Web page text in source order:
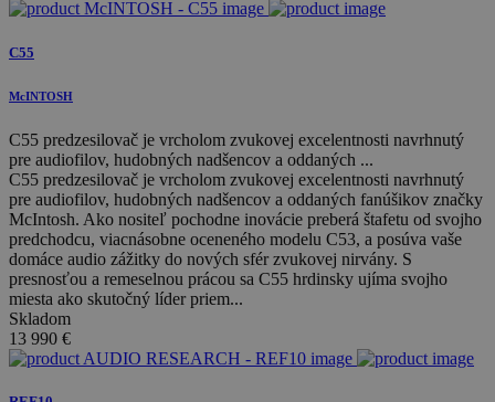
C55
McINTOSH
C55 predzesilovač je vrcholom zvukovej excelentnosti navrhnutý
pre audiofilov, hudobných nadšencov a oddaných ...
C55 predzesilovač je vrcholom zvukovej excelentnosti navrhnutý
pre audiofilov, hudobných nadšencov a oddaných fanúšikov značky
McIntosh. Ako nositeľ pochodne inovácie preberá štafetu od svojho
predchodcu, viacnásobne oceneného modelu C53, a posúva vaše
domáce audio zážitky do nových sfér zvukovej nirvány. S
presnosťou a remeselnou prácou sa C55 hrdinsky ujíma svojho
miesta ako skutočný líder priem...
Skladom
13 990 €